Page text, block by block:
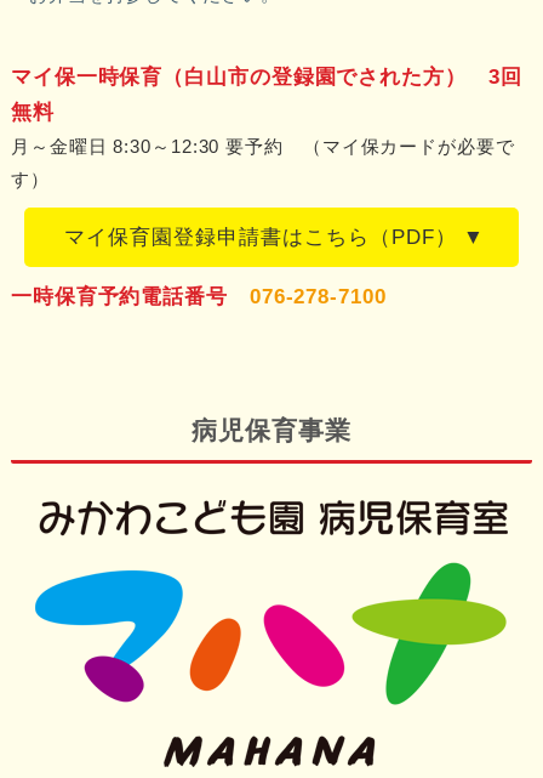
マイ保一時保育（白山市の登録園でされた方） 3回
無料
月～金曜日 8:30～12:30 要予約 （マイ保カードが必要で
す）
マイ保育園登録申請書はこちら（PDF）
一時保育予約電話番号 076-278-7100
病児保育事業